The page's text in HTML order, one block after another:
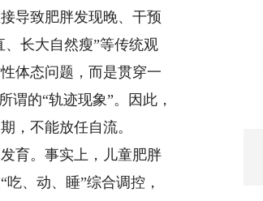
导致肥胖发现晚、干预
长大自然瘦”等传统观
体态问题，而是贯穿一
谓的“轨迹现象”。因此，
，不能放任自流。
育。事实上，儿童肥胖
、动、睡”综合调控，